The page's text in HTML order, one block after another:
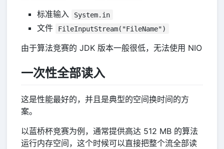
标准输入
System.in
文件 FileInputStream("FileName")
由于算法竞赛的 JDK 版本一般很低，无法使用 NIO
一次性全部读入
这是性能最好的，并且是典型的空间换时间的方
案。
以蓝桥杯竞赛为例，通常提供高达 512 MB 的算法
运行内存空间，这个时候可以直接把整个流全部读